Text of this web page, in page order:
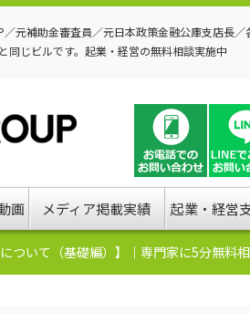
元補助金審査員／元日本政策金融公庫支店長
同じビルです。起業・経営の無料相談実施中
画 メディア掲載実績 起業・経営
ついて（基礎編）】｜専門家に5分無料